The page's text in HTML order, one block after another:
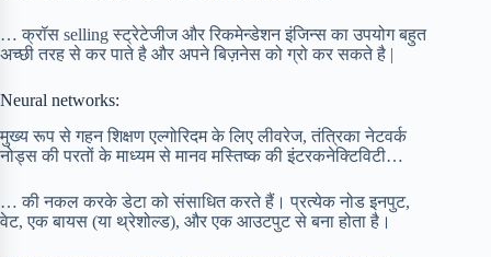
… क्रॉस selling स्ट्रेटेजीज और रिकमेन्डेशन इंजिन्स का उपयोग बहुत
अच्छी तरह से कर पाते है और अपने बिज़नेस को ग्रो कर सकते है |
Neural networks:
मुख्य रूप से गहन शिक्षण एल्गोरिदम के लिए लीवरेज, तंत्रिका नेटवर्क
नोड्स की परतों के माध्यम से मानव मस्तिष्क की इंटरकनेक्टिविटी…
… की नकल करके डेटा को संसाधित करते हैं। प्रत्येक नोड इनपुट,
वेट, एक बायस (या थ्रेशोल्ड), और एक आउटपुट से बना होता है।